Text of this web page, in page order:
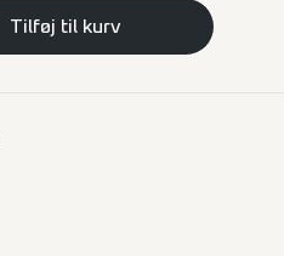
Tilføj til kurv